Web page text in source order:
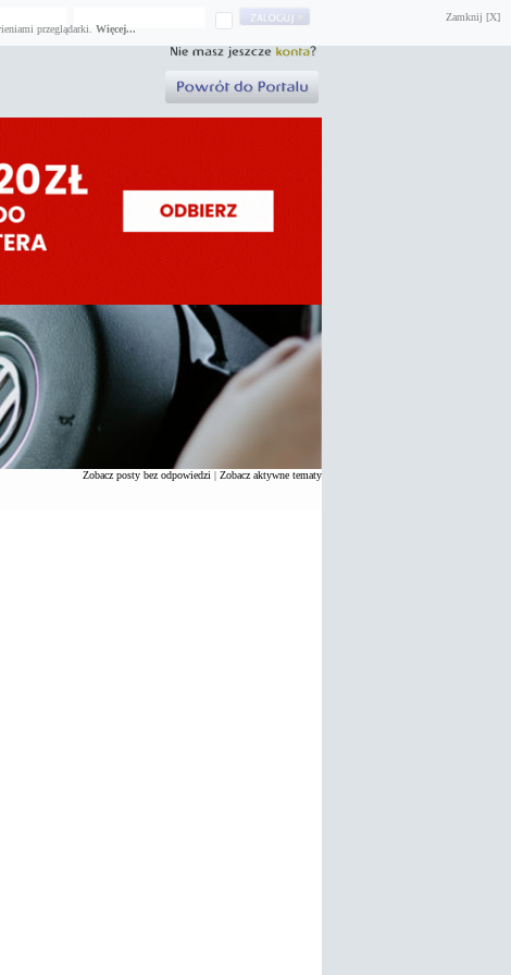
Zamknij [X]
przeglądarki. Więcej...
Zobacz posty bez odpowiedzi | Zobacz aktywne tematy